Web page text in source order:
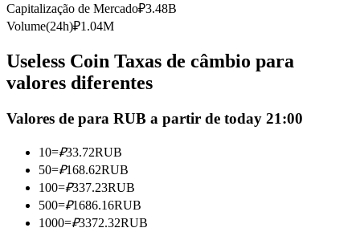
Torne-se um Trader de Cópias
Desfrute da partilha de lucros e comissões de copy trading
Capitalização de Mercado₽3.48B
Volume(24h)₽1.04M
Useless Coin Taxas de câmbio para
valores diferentes
Valores de para RUB a partir de today 21:00
10=₽33.72RUB
50=₽168.62RUB
100=₽337.23RUB
500=₽1686.16RUB
1000=₽3372.32RUB